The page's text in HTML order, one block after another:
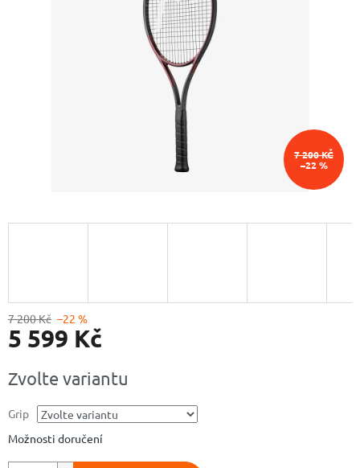
7 200 KČ
–22 %
7 200 Kč –22 %
5 599 Kč
cena:
Zvolte variantu
Grip
Možnosti doručení